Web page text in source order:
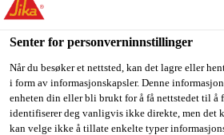
Polyesterforsterket takbelegg
Senter for personverninnstillinger
Når du besøker et nettsted, kan det lagre eller
i form av informasjonskapsler. Denne
enheten din eller bli brukt for å få nettstedet til å
identifiserer deg vanligvis ikke direkte, men det
kan velge ikke å tillate enkelte typer